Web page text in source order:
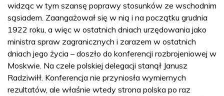
widząc w tym szansę poprawy stosunków ze wschodnim
sąsiadem. Zaangażował się w nią i na początku grudnia
1922 roku, a więc w ostatnich dniach urzędowania jako
ministra spraw zagranicznych i zarazem w ostatnich
dniach jego życia – doszło do konferencji rozbrojeniowej w
Moskwie. Na czele polskiej delegacji stanął Janusz
Radziwiłł. Konferencja nie przyniosła wymiernych
rezultatów, ale właśnie wtedy strona polska po raz